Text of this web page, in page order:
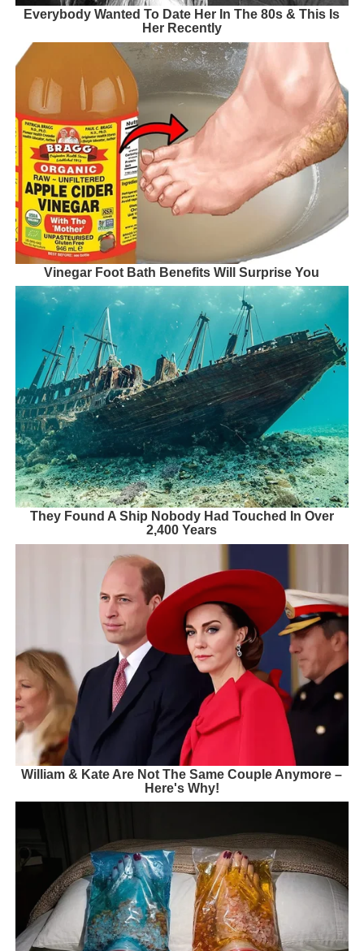
Everybody Wanted To Date Her In The 80s & This Is
Her Recently
Vinegar Foot Bath Benefits Will Surprise You
They Found A Ship Nobody Had Touched In Over
2,400 Years
William & Kate Are Not The Same Couple Anymore –
Here's Why!